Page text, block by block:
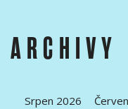
ARCHIVY
Srpen 2026